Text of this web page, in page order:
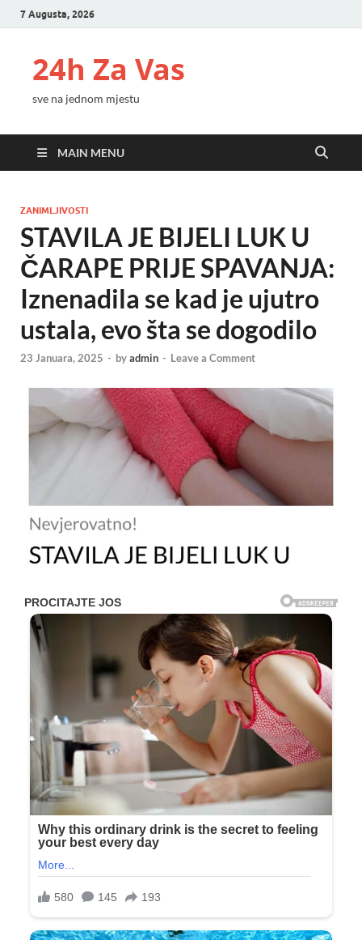
7 Augusta, 2026
24h Za Vas
sve na jednom mjestu
MAIN MENU
ZANIMLJIVOSTI
STAVILA JE BIJELI LUK U
ČARAPE PRIJE SPAVANJA:
Iznenadila se kad je ujutro
ustala, evo šta se dogodilo
23 Januara, 2025 - byadmin - Leave a Comment